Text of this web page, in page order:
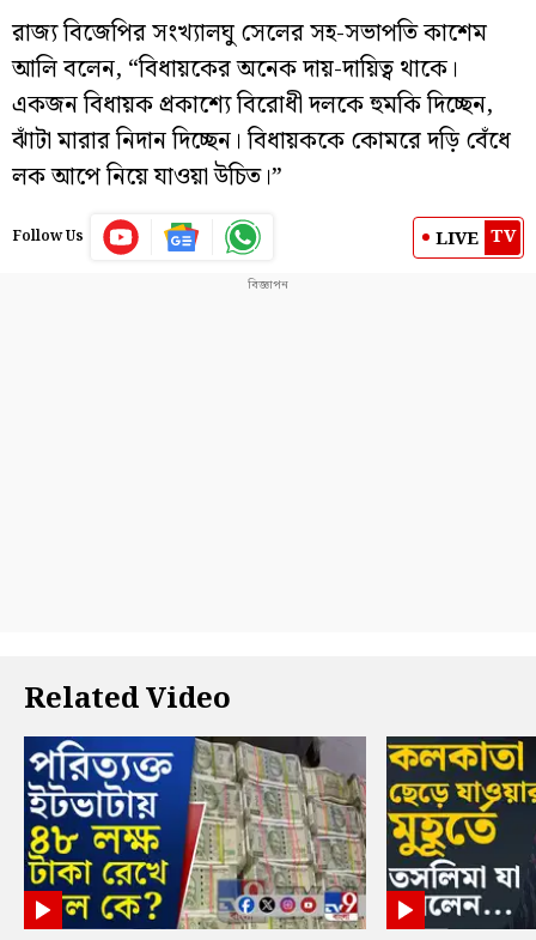
রাজ্য বিজেপির সংখ্যালঘু সেলের সহ-সভাপতি কাশেম
আলি বলেন, “বিধায়কের অনেক দায়-দায়িত্ব থাকে।
একজন বিধায়ক প্রকাশ্যে বিরোধী দলকে হুমকি দিচ্ছেন,
ঝাঁটা মারার নিদান দিচ্ছেন। বিধায়ককে কোমরে দড়ি বেঁধে
লক আপে নিয়ে যাওয়া উচিত।”
Follow Us LIVE TV
Related Video